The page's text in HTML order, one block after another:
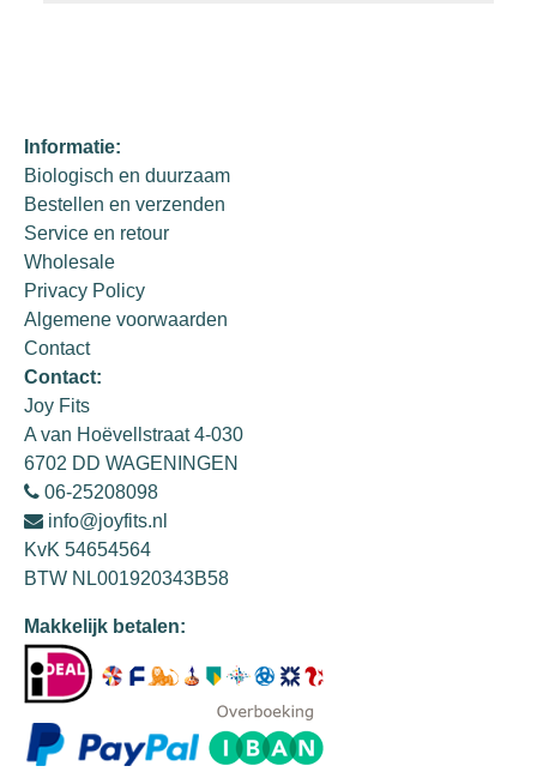
Informatie:
Biologisch en duurzaam
Bestellen en verzenden
Service en retour
Wholesale
Privacy Policy
Algemene voorwaarden
Contact
Contact:
Joy Fits
A van Hoëvellstraat 4-030
6702 DD WAGENINGEN
06-25208098
info@joyfits.nl
KvK 54654564
BTW NL001920343B58
Makkelijk betalen: